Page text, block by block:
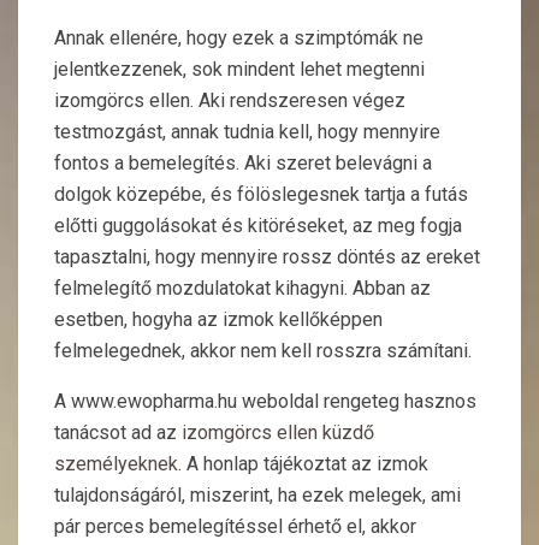
Annak ellenére, hogy ezek a szimptómák ne
jelentkezzenek, sok mindent lehet megtenni
izomgörcs ellen. Aki rendszeresen végez
testmozgást, annak tudnia kell, hogy mennyire
fontos a bemelegítés. Aki szeret belevágni a
dolgok közepébe, és fölöslegesnek tartja a futás
előtti guggolásokat és kitöréseket, az meg fogja
tapasztalni, hogy mennyire rossz döntés az ereket
felmelegítő mozdulatokat kihagyni. Abban az
esetben, hogyha az izmok kellőképpen
felmelegednek, akkor nem kell rosszra számítani.
A www.ewopharma.hu weboldal rengeteg hasznos
tanácsot ad az izomgörcs ellen küzdő
személyeknek. A honlap tájékoztat az izmok
tulajdonságáról, miszerint, ha ezek melegek, ami
pár perces bemelegítéssel érhető el, akkor